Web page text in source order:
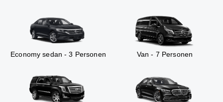
Economy sedan - 3 Personen Van - 7 Personen